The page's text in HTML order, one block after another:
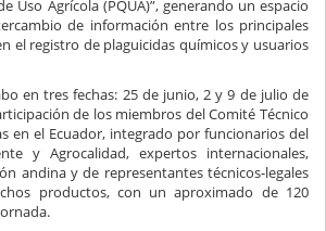
Uso Agrícola (PQUA)”, generando un espacio
de información entre los principales
el registro de plaguicidas químicos y usuarios
en tres fechas: 25 de junio, 2 y 9 de julio de
de los miembros del Comité Técnico
en el Ecuador, integrado por funcionarios del
y Agrocalidad, expertos internacionales,
andina y de representantes técnicos-legales
productos, con un aproximado de 120